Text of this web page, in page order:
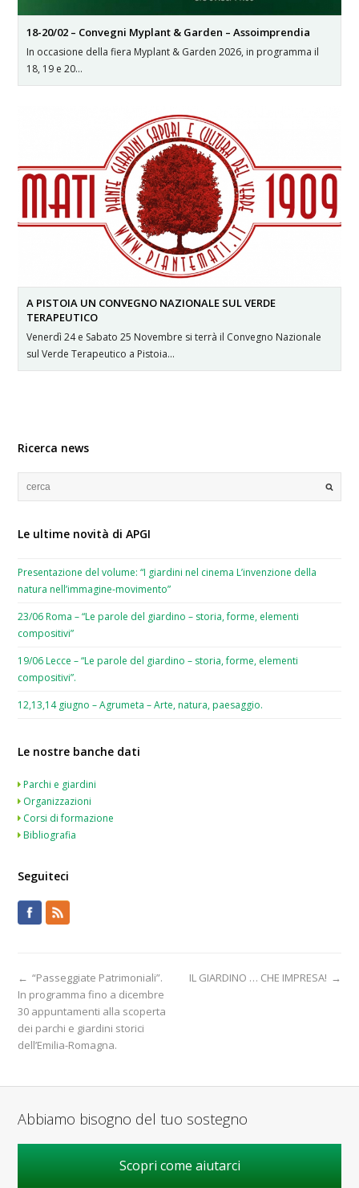
18-20/02 – Convegni Myplant & Garden – Assoimprendia
In occasione della fiera Myplant & Garden 2026, in programma il
18, 19 e 20…
A PISTOIA UN CONVEGNO NAZIONALE SUL VERDE
TERAPEUTICO
Venerdì 24 e Sabato 25 Novembre si terrà il Convegno Nazionale
sul Verde Terapeutico a Pistoia…
Ricerca news
Le ultime novità di APGI
Presentazione del volume: “I giardini nel cinema L’invenzione della
natura nell’immagine-movimento”
23/06 Roma – “Le parole del giardino – storia, forme, elementi
compositivi”
19/06 Lecce – “Le parole del giardino – storia, forme, elementi
compositivi”.
12,13,14 giugno – Agrumeta – Arte, natura, paesaggio.
Le nostre banche dati
Parchi e giardini
Organizzazioni
Corsi di formazione
Bibliografia
Seguiteci
IL GIARDINO … CHE IMPRESA! →
← “Passeggiate Patrimoniali”.
In programma fino a dicembre
30 appuntamenti alla scoperta
dei parchi e giardini storici
dell’Emilia-Romagna.
Abbiamo bisogno del tuo sostegno
Scopri come aiutarci